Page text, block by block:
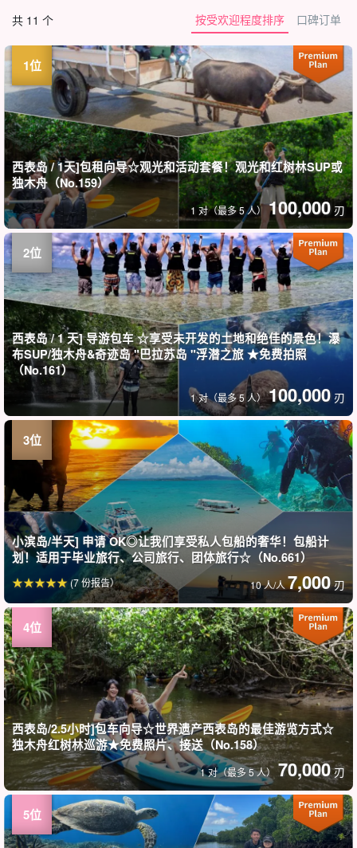
共 11 个 按受欢迎程度排序 口碑订单
西表岛 / 1天]包租向导☆观光和活动套餐！观光和红树林SUP或
独木舟（No.159）
1 对（最多 5 人） 100,000 刃
西表岛 / 1 天] 导游包车 ☆享受未开发的土地和绝佳的景色！瀑
布SUP/独木舟&奇迹岛 "巴拉苏岛 "浮潜之旅 ★免费拍照
（No.161）
1 对（最多 5 人）100,000 刃
小滨岛/半天] 申请 OK◎让我们享受私人包船的奢华！包船计
划！适用于毕业旅行、公司旅行、团体旅行☆（No.661）
10 人/人7,000 刃
(7 份报告）
西表岛/2.5小时]包车向导☆世界遗产西表岛的最佳游览方式☆
独木舟红树林巡游★免费照片、接送（No.158）
1 对（最多 5 人） 70,000 刃